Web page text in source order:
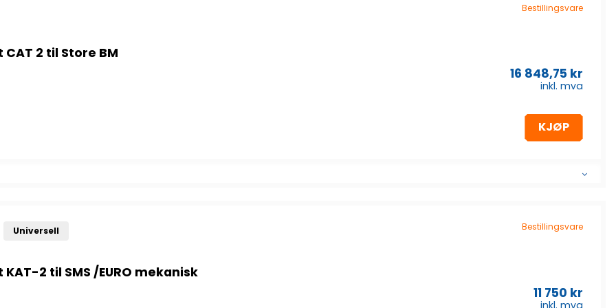
Bestillingsvare
2 til Store BM
16 848,75 kr
inkl. mva
KJØP
Universell Bestillingsvare
2 til SMS /EURO mekanisk
11 750 kr